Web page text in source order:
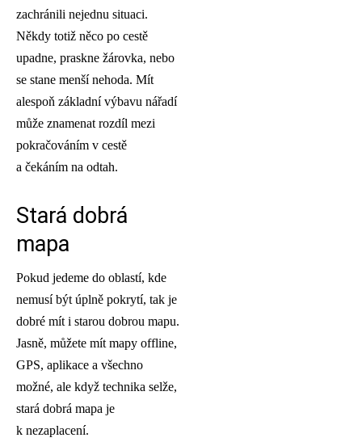
zachránili nejednu situaci.
Někdy totiž něco po cestě
upadne, praskne žárovka, nebo
se stane menší nehoda. Mít
alespoň základní výbavu nářadí
může znamenat rozdíl mezi
pokračováním v cestě
a čekáním na odtah.
Stará dobrá
mapa
Pokud jedeme do oblastí, kde
nemusí být úplně pokrytí, tak je
dobré mít i starou dobrou mapu.
Jasně, můžete mít mapy offline,
GPS, aplikace a všechno
možné, ale když technika selže,
stará dobrá mapa je
k nezaplacení.